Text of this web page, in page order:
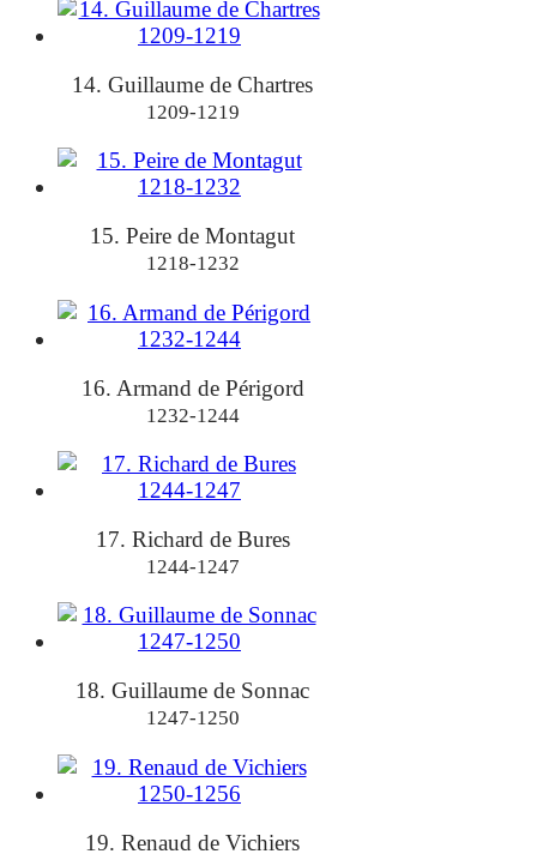
14. Guillaume de Chartres
1209-1219
15. Peire de Montagut
1218-1232
16. Armand de Périgord
1232-1244
17. Richard de Bures
1244-1247
18. Guillaume de Sonnac
1247-1250
19. Renaud de Vichiers